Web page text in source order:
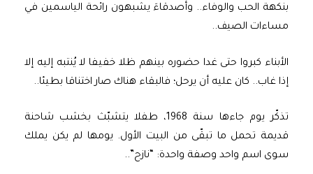
بنكهة الحب والوفاء.. وأصدقاءَ يشبهون رائحة الياسمين في
مساءات الصيف..
الأبناء كبروا حتى غدا حضوره بينهم ظلا خفيفا لا يُنتبه إليه إلا
إذا غاب.. كان عليه أن يرحل؛ فالبقاء هناك صار اختناقا بطيئا..
تذكّر يوم جاءها سنة 1968، طفلا يتشبّث بخشب شاحنة
قديمة تحمل ما تبقّى من البيت الأول. يومها لم يكن يملك
سوى اسم واحد وصفة واحدة: “نازح”..